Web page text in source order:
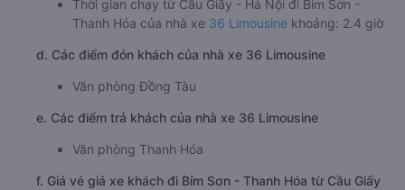
Thời gian chạy từ Cầu Giấy - Hà Nội đi Bỉm Sơn -
Thanh Hóa của nhà xe 36 Limousine khoảng: 2.4 giờ
d. Các điểm đón khách của nhà xe 36 Limousine
Văn phòng Đồng Tàu
e. Các điểm trả khách của nhà xe 36 Limousine
Văn phòng Thanh Hóa
f. Giá vé giá xe khách đi Bỉm Sơn - Thanh Hóa từ Cầu Giấy